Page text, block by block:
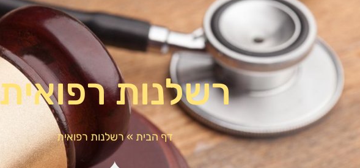
רשלנות רפואית
דף הבית »רשלנות רפואית